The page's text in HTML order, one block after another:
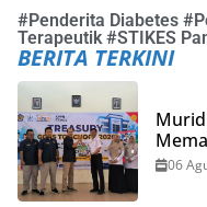
#Penderita Diabetes #
Terapeutik#STIKES
BERITA TERKINI
06